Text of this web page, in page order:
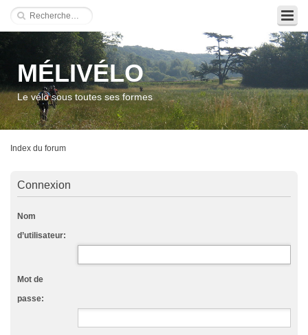
MÉLIVÉLO
Le vélo sous toutes ses formes
Index du forum
Connexion
Nom
d’utilisateur:
Mot de
passe: